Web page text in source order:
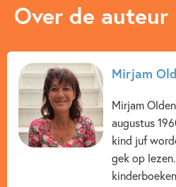
Uitgever: Ploegsma
Kenmerken van e-book
12+ jaar 9 – 12 jaar
Detective & thrillers
Spanning
Spanning & griezelen
Over de auteur
Mirjam
Mirjam
augustus
kind juf
gek op